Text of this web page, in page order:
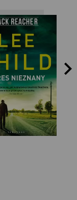
Lee Child